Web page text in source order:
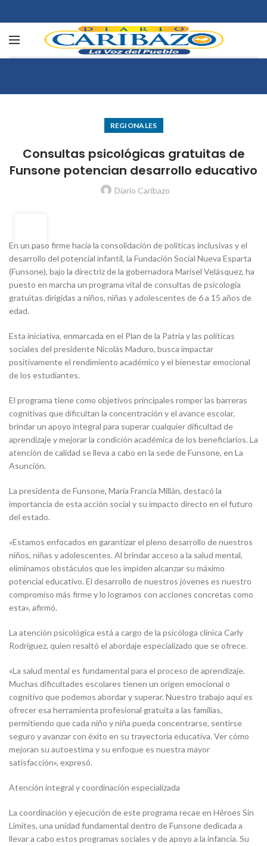
REGIONALES
Consultas psicológicas gratuitas de
Funsone potencian desarrollo educativo
Diario Caribazo
En un paso firme hacia la consolidación de políticas inclusivas y el
desarrollo del potencial infantil, la Fundación Social Nueva Esparta
(Funsone), bajo la directriz de la gobernadora Marisel Velásquez, ha
puesto en marcha un programa vital de consultas de psicología
gratuitas dirigidas a niños, niñas y adolescentes de 6 a 15 años de
edad.
Esta iniciativa, enmarcada en el Plan de la Patria y las políticas
sociales del presidente Nicolás Maduro, busca impactar
positivamente el rendimiento académico y el bienestar emocional
de los estudiantes.
El programa tiene como objetivos principales romper las barreras
cognitivas que dificultan la concentración y el avance escolar,
brindar un apoyo integral para superar cualquier dificultad de
aprendizaje y mejorar la condición académica de los beneficiarios. La
atención de calidad se lleva a cabo en la sede de Funsone, en La
Asunción.
La presidenta de Funsone, María Francia Millán, destacó la
importancia de esta acción social y su impacto directo en el futuro
del estado.
«Estamos enfocados en garantizar el pleno desarrollo de nuestros
niños, niñas y adolescentes. Al brindar acceso a la salud mental,
eliminamos obstáculos que les impiden alcanzar su máximo
potencial educativo. El desarrollo de nuestros jóvenes es nuestro
compromiso más firme y lo logramos con acciones concretas como
esta», afirmó.
La atención psicológica está a cargo de la psicóloga clínica Carly
Rodríguez, quien resaltó el abordaje especializado que se ofrece.
«La salud mental es fundamental para el proceso de aprendizaje.
Muchas dificultades escolares tienen un origen emocional o
cognitivo que podemos abordar y superar. Nuestro trabajo aquí es
ofrecer esa herramienta profesional gratuita a las familias,
permitiendo que cada niño y niña pueda concentrarse, sentirse
seguro y avanzar con éxito en su trayectoria educativa. Ver cómo
mejoran su autoestima y su enfoque es nuestra mayor
satisfacción», expresó.
Atención integral y coordinación especializada
La coordinación y ejecución de este programa recae en Héroes Sin
Límites, una unidad fundamental dentro de Funsone dedicada a
llevar a cabo estos programas sociales y de apoyo a la infancia. Su